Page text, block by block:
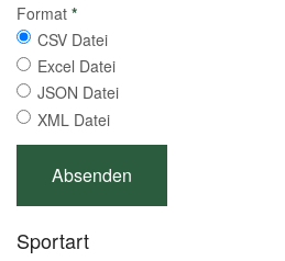
Format *
CSV Datei
Excel Datei
JSON Datei
XML Datei
Sportart